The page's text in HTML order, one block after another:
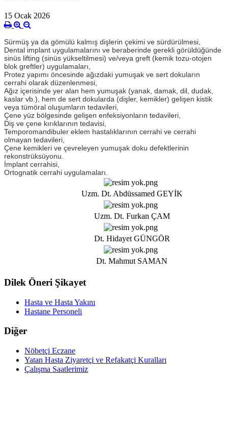
15 Ocak 2026
Sürmüş ya da gömülü kalmış dişlerin çekimi ve sürdürülmesi,
Dental implant uygulamalarını ve beraberinde gerekli görüldüğünde
sinüs lifting (sinüs yükseltilmesi) ve/veya greft (kemik tozu-otojen
blok greftler) uygulamaları,
Protez yapımı öncesinde ağızdaki yumuşak ve sert dokuların
cerrahi olarak düzenlenmesi,
Ağız içerisinde yer alan hem yumuşak (yanak, damak, dil, dudak,
kaslar vb.), hem de sert dokularda (dişler, kemikler) gelişen kistik
veya tümöral oluşumların tedavileri,
Çene yüz bölgesinde gelişen enfeksiyonların tedavileri,
Diş ve çene kırıklarının tedavisi,
Temporomandibuler eklem hastalıklarının cerrahi ve cerrahi
olmayan tedavileri,
Çene kemikleri ve çevreleyen yumuşak doku defektlerinin
rekonstrüksüyonu.
İmplant cerrahisi,
Ortognatik cerrahi uygulamaları.
Uzm. Dt. Abdüssamed GEYİK
Uzm. Dt. Furkan ÇAM
Dt. Hidayet GÜNGÖR
Dt. Mahmut SAMAN
Dilek Öneri Şikayet
Hasta ve Hasta Yakını
Hastane Personeli
Diğer
Nöbetçi Eczane
Yatan Hasta Ziyaretçi ve Refakatçi Kuralları
Çalışma Saatlerimiz